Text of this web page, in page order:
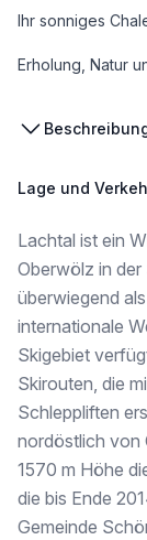
Ihr sonniges
Erholung, Natur
Verkauf als
* Ideal für
* Ideal als
* Unverbaubarer
* Sonnige und
* Hochwertige
* Durchdachter
* Sofort
* Eigene
Lage und
Lachtal ist ein
Oberwölz in der
überwiegend
internationale
Skigebiet
Skirouten, die
Schleppliften
nordöstlich von
1570 m Höhe
die bis Ende
Gemeinde